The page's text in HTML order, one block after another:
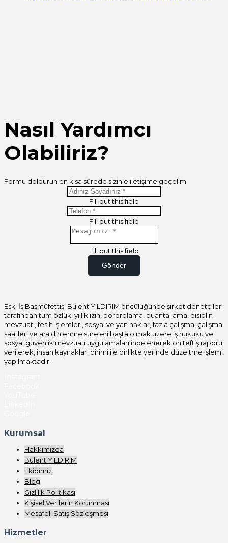
Nasıl Yardımcı
Olabiliriz?
Formu doldurun en kısa sürede sizinle iletişime geçelim.
Fill out this field
Fill out this field
Fill out this field
Gönder
Eski İş Başmüfettişi Bülent YILDIRIM öncülüğünde şirket denetçileri
tarafından tüm özlük, yıllık izin, bordrolama, puantajlama, disiplin
mevzuatı, fesih işlemleri, sosyal ve yan haklar, fazla çalışma, çalışma
saatleri ve ara dinlenme süreleri başta olmak üzere iş hukuku ve
sosyal güvenlik mevzuatı uygulamaları incelenerek ön teftiş raporu
verilerek, insan kaynakları birimi ile birlikte yerinde düzeltme işlemi
yapılmaktadır.
Kurumsal
Hakkımızda
Bülent YILDIRIM
Ekibimiz
Blog
Gizlilik Politikası
Kişisel Verilerin Korunması
Mesafeli Satış Sözleşmesi
Hizmetler